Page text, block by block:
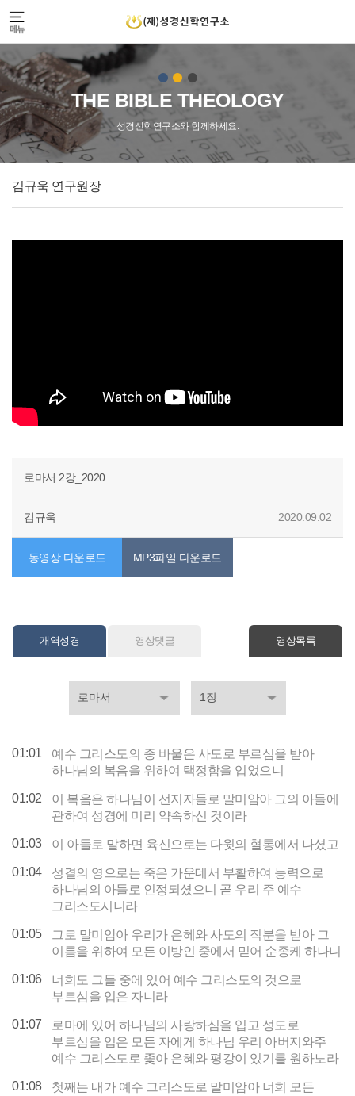
THE BIBLE THEOLOGY
성경신학연구소와 함께하세요.
김규욱 연구원장
로마서 2강_2020
김규욱 2020.09.02
동영상 다운로드 MP3파일 다운로드
개역성경 영상댓글 영상목록
01:01
예수 그리스도의 종 바울은 사도로 부르심을 받아
하나님의 복음을 위하여 택정함을 입었으니
01:02
이 복음은 하나님이 선지자들로 말미암아 그의 아들에
관하여 성경에 미리 약속하신 것이라
01:03 이 아들로 말하면 육신으로는 다윗의 혈통에서 나셨고
01:04
성결의 영으로는 죽은 가운데서 부활하여 능력으로
하나님의 아들로 인정되셨으니 곧 우리 주 예수
그리스도시니라
01:05
그로 말미암아 우리가 은혜와 사도의 직분을 받아 그
이름을 위하여 모든 이방인 중에서 믿어 순종케 하나니
01:06
너희도 그들 중에 있어 예수 그리스도의 것으로
부르심을 입은 자니라
01:07
로마에 있어 하나님의 사랑하심을 입고 성도로
부르심을 입은 모든 자에게 하나님 우리 아버지와주
예수 그리스도로 좇아 은혜와 평강이 있기를 원하노라
01:08
첫째는 내가 예수 그리스도로 말미암아 너희 모든